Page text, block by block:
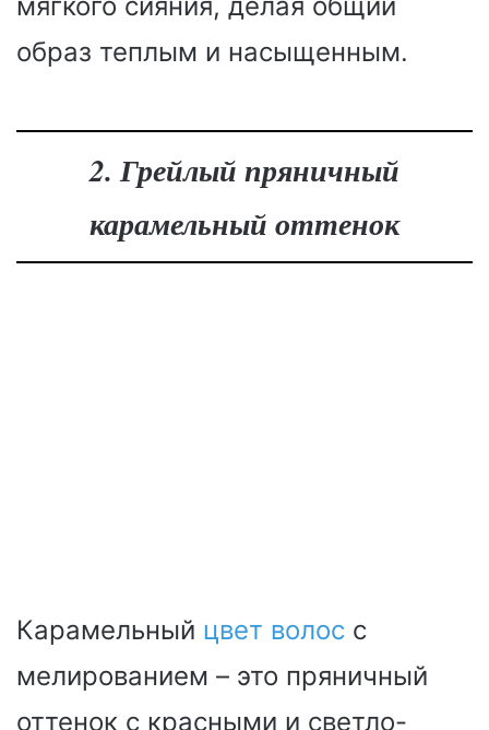
мягкого сияния, делая общий
образ теплым и насыщенным.
2. Грейлый пряничный
карамельный оттенок
Карамельный цвет волос с
мелированием – это пряничный
оттенок с красными и светло-